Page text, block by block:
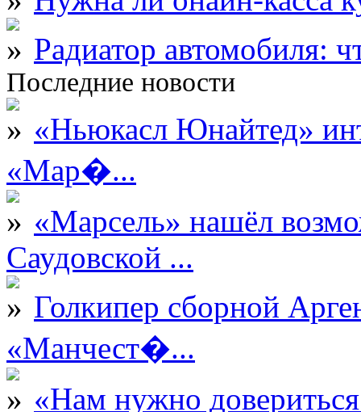
Радиатор автомобиля:
Последние новости
«Ньюкасл Юнайтед»
«Мар�...
«Марсель» нашёл
Саудовской ...
Голкипер сборной
«Манчест�...
«Нам нужно